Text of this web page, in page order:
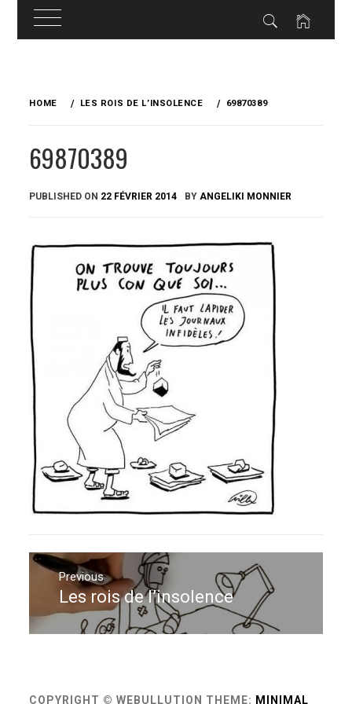
HOME LES ROIS DE L’INSOLENCE 69870389
69870389
PUBLISHED ON 22 FÉVRIER 2014 BY ANGELIKI MONNIER
Navigation
l’article
Previous
Previous
post:
Les rois de l’insolence
COPYRIGHT © WEBULLUTION THEME: MINIMAL